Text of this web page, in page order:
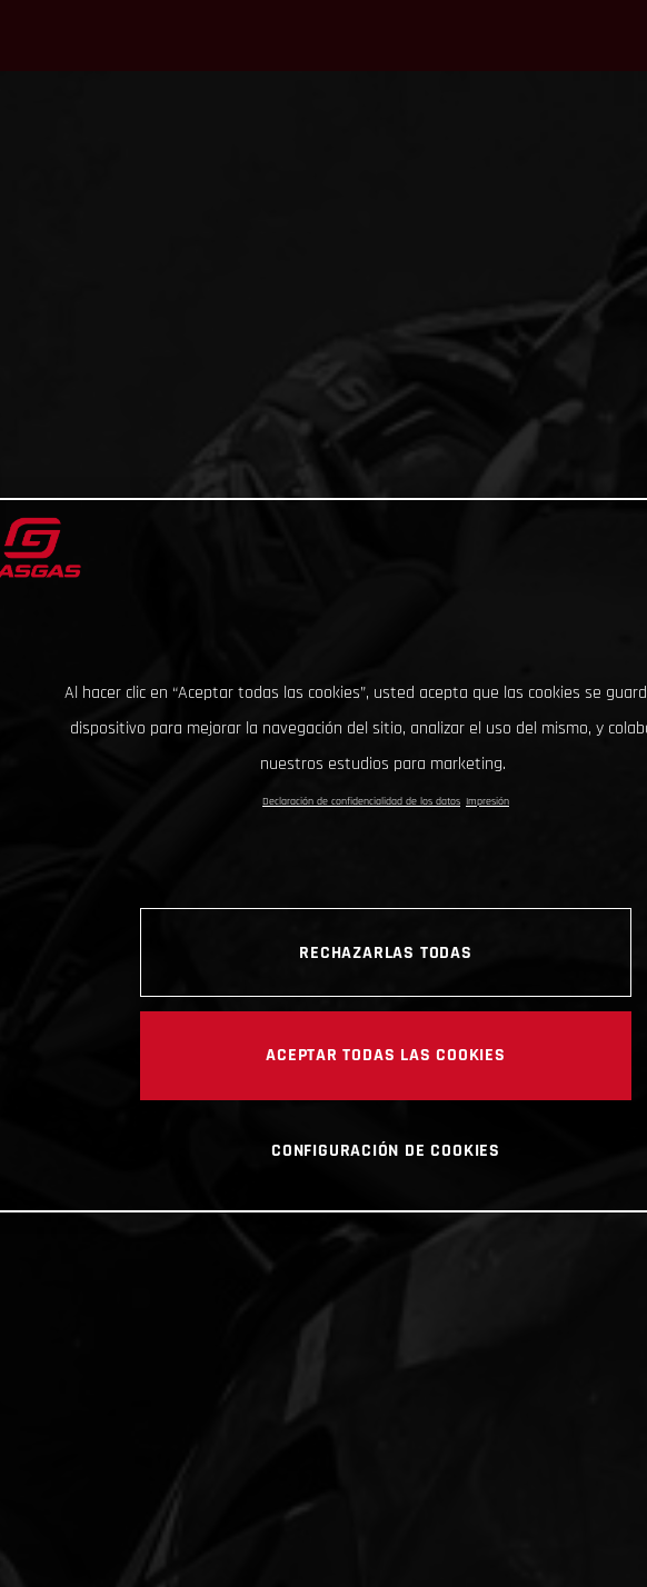
Al hacer clic en “Aceptar todas las cookies”, usted acepta que las cookies se
dispositivo para mejorar la navegación del sitio, analizar el uso del mismo, y
nuestros estudios para marketing.
Declaración de confidencialidad de los datos Impresión
RECHAZARLAS TODAS
ACEPTAR TODAS LAS COOKIES
CONFIGURACIÓN DE COOKIES